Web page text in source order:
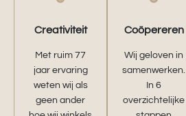
Creativiteit
Met ruim 77
jaar ervaring
weten wij als
geen ander
Coöpereren
Wij geloven in
samenwerken.
In 6
overzichtelijke